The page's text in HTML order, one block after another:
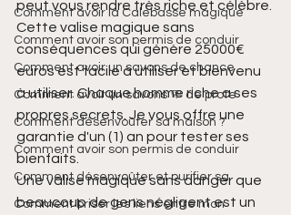
Comment avoir la Calebasse magique
Comment avoir son permis de conduir
Comment avoir un savons de chance
Comment avoir un savons 🧼 de prote
Comment désenvoûter sa maison ?
Comment avoir son permis de conduir
Comment désenvoûter et purifier sa
Comment briser les liens entre mon
peut vous rendre très riche et célèbre.
Cette valise magique sans
conséquences qui génère 25000€
euros est facile à utiliser et bienvenu
à utiliser. Chaque homme riche a ses
propres secrets. Je vous offre une
garantie d'un (1) an pour tester ses
bienfaits.
Une valise magique sans danger que
beaucoup de gens négligent est un